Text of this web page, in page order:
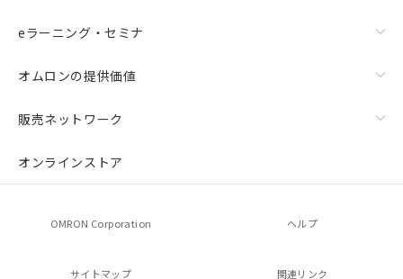
eラーニング・セミナ
オムロンの提供価値
販売ネットワーク
オンラインストア
OMRON Corporation ヘルプ
サイトマップ 関連リンク